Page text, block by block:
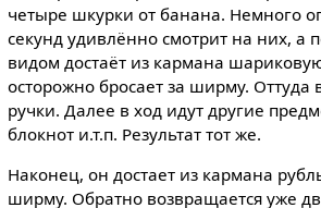
четыре шкурки от банана. Немного
секунд удивлённо смотрит на них, а
видом достаёт из кармана
осторожно бросает за ширму. Оттуда
ручки. Далее в ход идут другие
блокнот и.т.п. Результат тот же.
Наконец, он достает из кармана
ширму. Обратно возвращается уже